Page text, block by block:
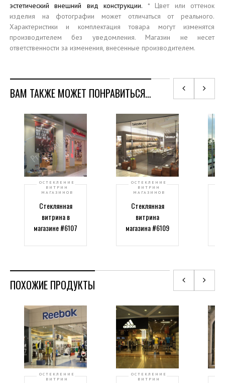
эстетический внешний вид конструкции. * Цвет или оттенок
изделия на фотографии может отличаться от реального.
Характеристики и комплектация товара могут изменятся
производителем без уведомления. Магазин не несет
ответственности за изменения, внесенные производителем.
ВАМ ТАКЖЕ МОЖЕТ ПОНРАВИТЬСЯ…
ОСТЕКЛЕНИЕ
ВИТРИН
МАГАЗИНОВ
Стеклянная
витрина в
магазине #6107
ОСТЕКЛЕНИЕ
ВИТРИН
МАГАЗИНОВ
Стеклянная
витрина
магазина #6109
ПОХОЖИЕ ПРОДУКТЫ
ОСТЕКЛЕНИЕ
ВИТРИН
ОСТЕКЛЕНИЕ
ВИТРИН